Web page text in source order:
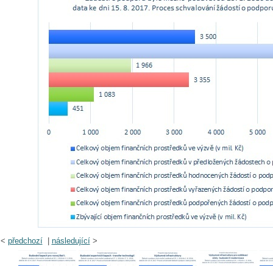
< předchozí| následující>